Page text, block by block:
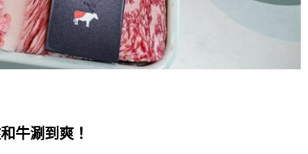
牛涮到爽！